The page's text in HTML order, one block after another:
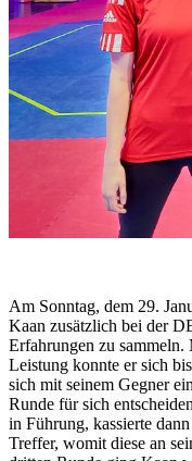
Am Sonntag, dem 29.
Kaan zusätzlich bei der
Erfahrungen zu
Leistung konnte er sich
sich mit seinem Gegner
Runde für sich
in Führung, kassierte
Treffer, womit diese an